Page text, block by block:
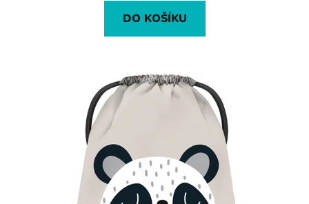
DO KOŠÍKU